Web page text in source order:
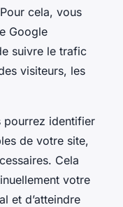
cela, vous
Google
suivre le trafic
visiteurs, les
pourrez identifier
de votre site,
Cela
votre
et d’atteindre